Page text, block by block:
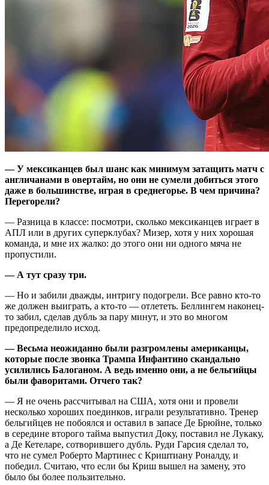
— У мексиканцев был шанс как минимум затащить матч с
англичанами в овертайм, но они не сумели добиться этого
даже в большинстве, играя в среднегорье. В чем причина?
Перегорели?
— Разница в классе: посмотри, сколько мексиканцев играет в
АПЛ или в других суперклубах? Мизер, хотя у них хорошая
команда, и мне их жалко: до этого они ни одного мяча не
пропустили.
— А тут сразу три.
— Но и забили дважды, интригу подогрели. Все равно кто-то
же должен выиграть, а кто-то — отлететь. Беллингем наконец-
то забил, сделав дубль за пару минут, и это во многом
предопределило исход.
— Весьма неожиданно были разгромлены американцы,
которые после звонка Трампа Инфантино скандально
усилились Балоганом. А ведь именно они, а не бельгийцы
были фаворитами. Отчего так?
— Я не очень рассчитывал на США, хотя они и провели
несколько хороших поединков, играли результативно. Тренер
бельгийцев не побоялся и оставил в запасе Де Брюйне, только
в середине второго тайма выпустил Доку, поставил не Лукаку,
а Де Кетеларе, сотворившего дубль. Руди Гарсия сделал то,
что не сумел Роберто Мартинес с Криштиану Роналду, и
победил. Считаю, что если бы Криш вышел на замену, это
было бы более пользительно.